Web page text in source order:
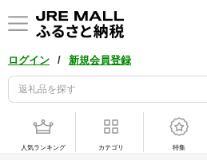
ログイン / 新規会員登録
人気ランキング カテゴリ 特集